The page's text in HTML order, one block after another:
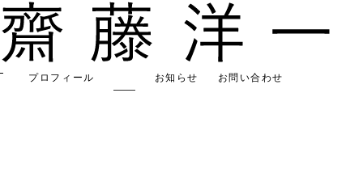
プロフィール お知らせ お問い合わせ